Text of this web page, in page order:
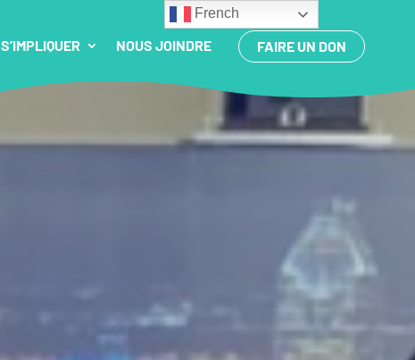
S’IMPLIQUER NOUS JOINDRE FAIRE UN DON
French